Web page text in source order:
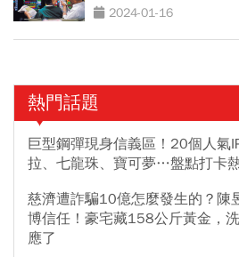
2024-01-16
熱門話題
巨型鋼彈現身信義區！20個人氣
拉、七龍珠、寶可夢…盤點打卡
慈濟遭詐騙10億怎麼發生的？陳
博信任！豪宅藏158公斤黃金，
應了